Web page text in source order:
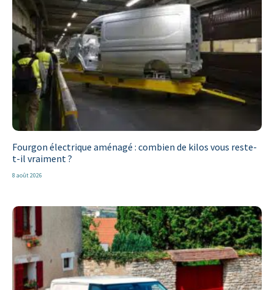
Fourgon électrique aménagé : combien de kilos vous reste-
t-il vraiment ?
8 août 2026